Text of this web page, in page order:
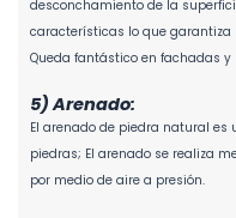
desconchamiento de la
características lo que
Queda fantástico en fachadas
5) Arenado:
El arenado de piedra natural
piedras; El arenado se realiza
por medio de aire a presión.